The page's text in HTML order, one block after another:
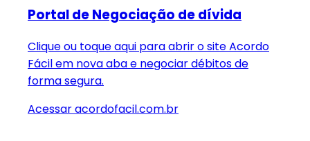
Portal de Negociação de dívida
Clique ou toque aqui para abrir o site Acordo
Fácil em nova aba e negociar débitos de
forma segura.
Acessar acordofacil.com.br